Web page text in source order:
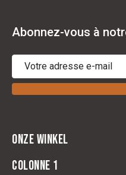
Abonnez-vous à
Onze winkel
Cloots Ruitersport
Colonne 1